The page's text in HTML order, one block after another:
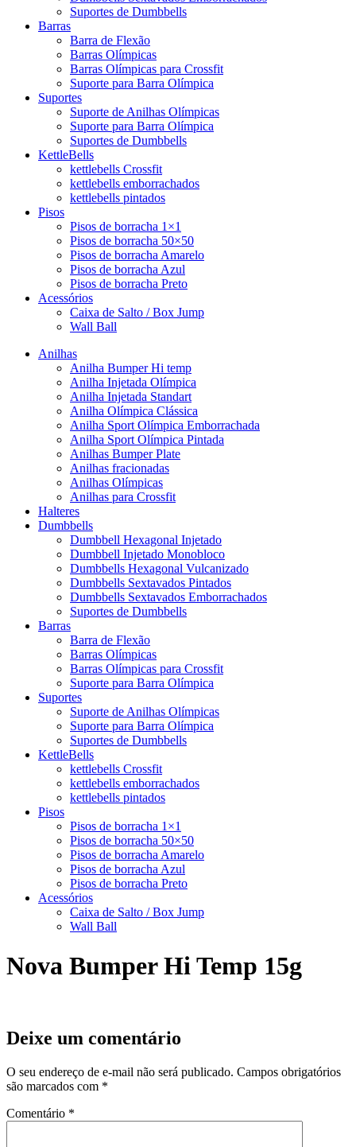
Suportes de Dumbbells
Barras
Barra de Flexão
Barras Olímpicas
Barras Olímpicas para Crossfit
Suporte para Barra Olímpica
Suportes
Suporte de Anilhas Olímpicas
Suporte para Barra Olímpica
Suportes de Dumbbells
KettleBells
kettlebells Crossfit
kettlebells emborrachados
kettlebells pintados
Pisos
Pisos de borracha 1×1
Pisos de borracha 50×50
Pisos de borracha Amarelo
Pisos de borracha Azul
Pisos de borracha Preto
Acessórios
Caixa de Salto / Box Jump
Wall Ball
Anilhas
Anilha Bumper Hi temp
Anilha Injetada Olímpica
Anilha Injetada Standart
Anilha Olímpica Clássica
Anilha Sport Olímpica Emborrachada
Anilha Sport Olímpica Pintada
Anilhas Bumper Plate
Anilhas fracionadas
Anilhas Olímpicas
Anilhas para Crossfit
Halteres
Dumbbells
Dumbbell Hexagonal Injetado
Dumbbell Injetado Monobloco
Dumbbells Hexagonal Vulcanizado
Dumbbells Sextavados Pintados
Dumbbells Sextavados Emborrachados
Suportes de Dumbbells
Barras
Barra de Flexão
Barras Olímpicas
Barras Olímpicas para Crossfit
Suporte para Barra Olímpica
Suportes
Suporte de Anilhas Olímpicas
Suporte para Barra Olímpica
Suportes de Dumbbells
KettleBells
kettlebells Crossfit
kettlebells emborrachados
kettlebells pintados
Pisos
Pisos de borracha 1×1
Pisos de borracha 50×50
Pisos de borracha Amarelo
Pisos de borracha Azul
Pisos de borracha Preto
Acessórios
Caixa de Salto / Box Jump
Wall Ball
Nova Bumper Hi Temp 15g
Deixe um comentário
O seu endereço de e-mail não será publicado. Campos obrigatórios
são marcados com *
Comentário *